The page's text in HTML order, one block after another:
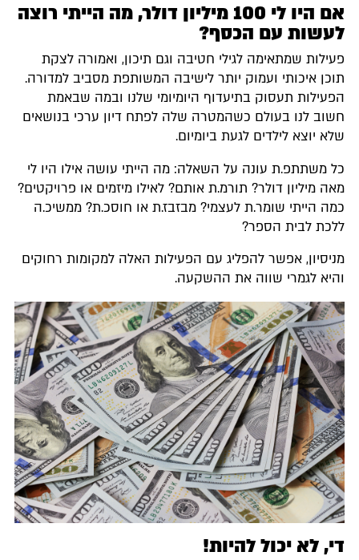
אם היו לי 100 מיליון דולר, מה הייתי רוצה
לעשות עם הכסף?
פעילות שמתאימה לגילי חטיבה וגם תיכון, ואמורה לצקת
תוכן איכותי ועמוק יותר לישיבה המשותפת מסביב למדורה.
הפעילות תעסוק בתיעדוף היומיומי שלנו ובמה שבאמת
חשוב לנו בעולם כשהמטרה שלה לפתח דיון ערכי בנושאים
שלא יוצא לילדים לגעת ביומיום.
כל משתתפ.ת עונה על השאלה: מה הייתי עושה אילו היו לי
מאה מיליון דולר? תורמ.ת אותם? לאילו מיזמים או פרויקטים?
כמה הייתי שומר.ת לעצמי? מבזבז.ת או חוסכ.ת? ממשיכ.ה
ללכת לבית הספר?
מניסיון, אפשר להפליג עם הפעילות האלה למקומות רחוקים
והיא לגמרי שווה את ההשקעה.
די, לא יכול להיות!